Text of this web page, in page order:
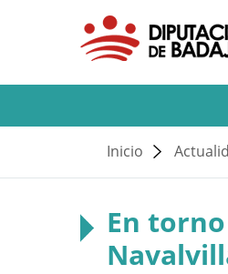
Inicio
En